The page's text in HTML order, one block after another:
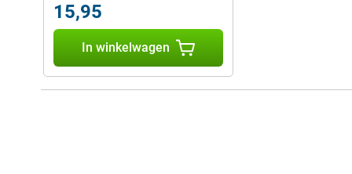
15,95
In winkelwagen